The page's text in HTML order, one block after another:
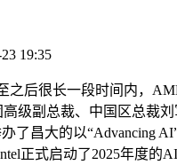
19:35
很长一段时间内，
级副总裁、中国区总裁
了昌大的以“Advancing
正式启动了2025年度